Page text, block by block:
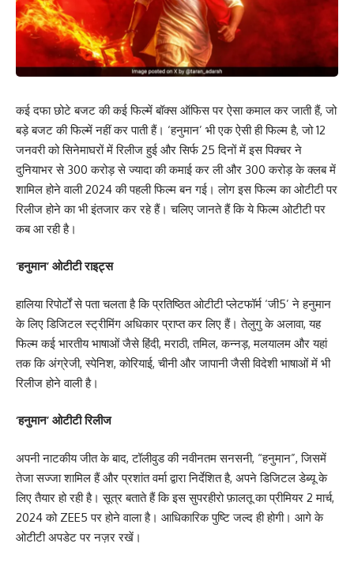
कई दफा छोटे बजट की कई फिल्में बॉक्स ऑफिस पर ऐसा कमाल कर जाती हैं, जो
बड़े बजट की फिल्में नहीं कर पाती हैं। ‘हनुमान’ भी एक ऐसी ही फिल्म है, जो 12
जनवरी को सिनेमाघरों में रिलीज हुई और सिर्फ 25 दिनों में इस पिक्चर ने
दुनियाभर से 300 करोड़ से ज्यादा की कमाई कर ली और 300 करोड़ के क्लब में
शामिल होने वाली 2024 की पहली फिल्म बन गई। लोग इस फिल्म का ओटीटी पर
रिलीज होने का भी इंतजार कर रहे हैं। चलिए जानते हैं कि ये फिल्म ओटीटी पर
कब आ रही है।
‘हनुमान’ ओटीटी राइट्स
हालिया रिपोर्टों से पता चलता है कि प्रतिष्ठित ओटीटी प्लेटफॉर्म ‘जी5’ ने हनुमान
के लिए डिजिटल स्ट्रीमिंग अधिकार प्राप्त कर लिए हैं। तेलुगु के अलावा, यह
फिल्म कई भारतीय भाषाओं जैसे हिंदी, मराठी, तमिल, कन्नड़, मलयालम और यहां
तक ​​कि अंग्रेजी, स्पेनिश, कोरियाई, चीनी और जापानी जैसी विदेशी भाषाओं में भी
रिलीज होने वाली है।
‘हनुमान’ ओटीटी रिलीज
अपनी नाटकीय जीत के बाद, टॉलीवुड की नवीनतम सनसनी, “हनुमान”, जिसमें
तेजा सज्जा शामिल हैं और प्रशांत वर्मा द्वारा निर्देशित है, अपने डिजिटल डेब्यू के
लिए तैयार हो रही है। सूत्र बताते हैं कि इस सुपरहीरो फ़ालतू का प्रीमियर 2 मार्च,
2024 को ZEE5 पर होने वाला है। आधिकारिक पुष्टि जल्द ही होगी। आगे के
ओटीटी अपडेट पर नज़र रखें।